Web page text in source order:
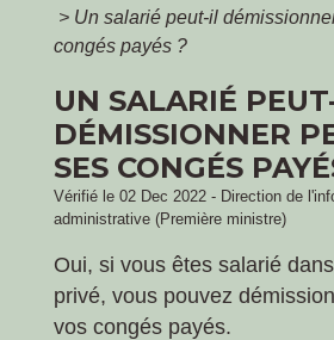
> Un salarié peut-il
congés payés ?
UN SALARIÉ
DÉMISSIONNER
SES CONGÉS
Vérifié le 02 Dec 2022 - Direction de
administrative (Première ministre)
Oui, si vous êtes salarié
privé, vous pouvez
vos congés payés.